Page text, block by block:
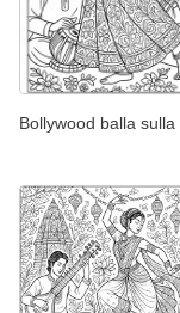
Bollywood balla sulla